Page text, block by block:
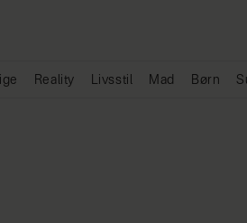
Reality Livsstil Mad Børn